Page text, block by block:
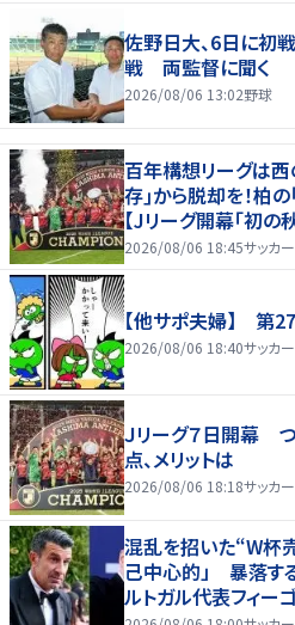
佐野日大、6日に初
戦 両監督に聞く
2026/08/06 13:02野球
百年構想リーグは
存｣から脱却を！柏
【Jリーグ開幕｢初の
2026/08/06 18:45サッカー
【他サポ夫婦】 第
2026/08/06 18:40サッカー
Ｊリーグ７日開幕
点、メリットは
2026/08/06 18:18サッカー
混乱を招いた“W杯
己中心的」 暴落
ルトガル代表フィー